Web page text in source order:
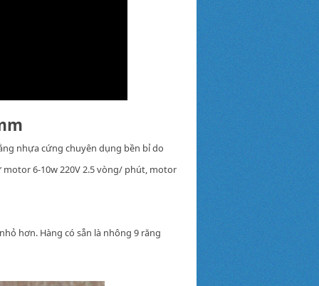
nhựa cứng chuyên dụng bền bỉ do
6-10w 220V 2.5 vòng/ phút, motor
hơn. Hàng có sẵn là nhông 9 răng